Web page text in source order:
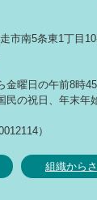
市南5条東1丁目
金曜日の午前8時
民の祝日、年末
）
組織から